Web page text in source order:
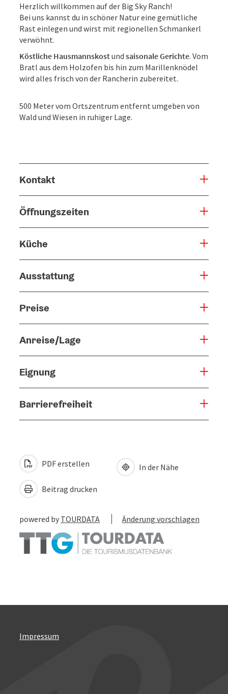
Herzlich willkommen auf der Big Sky Ranch!
Bei uns kannst du in schöner Natur eine gemütliche
Rast einlegen und wirst mit regionellen Schmankerl
verwöhnt.
Köstliche Hausmannskostund saisonale Gerichte. Vom
Bratl aus dem Holzofen bis hin zum Marillenknödel
wird alles frisch von der Rancherin zubereitet.
500 Meter vom Ortszentrum entfernt umgeben von
Wald und Wiesen in ruhiger Lage.
Kontakt
Öffnungszeiten
Küche
Ausstattung
Preise
Anreise/Lage
Eignung
Barrierefreiheit
PDF erstellen
Beitrag drucken
In der Nähe
powered by TOURDATA Änderung vorschlagen
Impressum